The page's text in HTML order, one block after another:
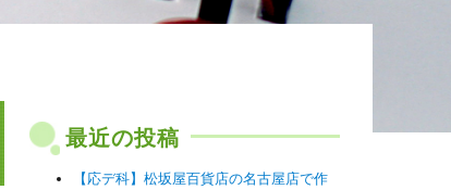
最近の投稿
【応デ科】松坂屋百貨店の名古屋店で作